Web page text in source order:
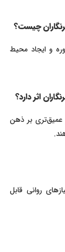
و ایجاد محیط
بر ذهن
روانی قابل